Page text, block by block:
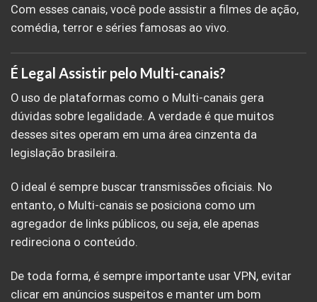
Com esses canais, você pode assistir a filmes de ação,
comédia, terror e séries famosas ao vivo.
É Legal Assistir pelo Multi-canais?
O uso de plataformas como o Multi-canais gera
dúvidas sobre legalidade. A verdade é que muitos
desses sites operam em uma área cinzenta da
legislação brasileira.
O ideal é sempre buscar transmissões oficiais. No
entanto, o Multi-canais se posiciona como um
agregador de links públicos, ou seja, ele apenas
redireciona o conteúdo.
De toda forma, é sempre importante usar VPN, evitar
clicar em anúncios suspeitos e manter um bom